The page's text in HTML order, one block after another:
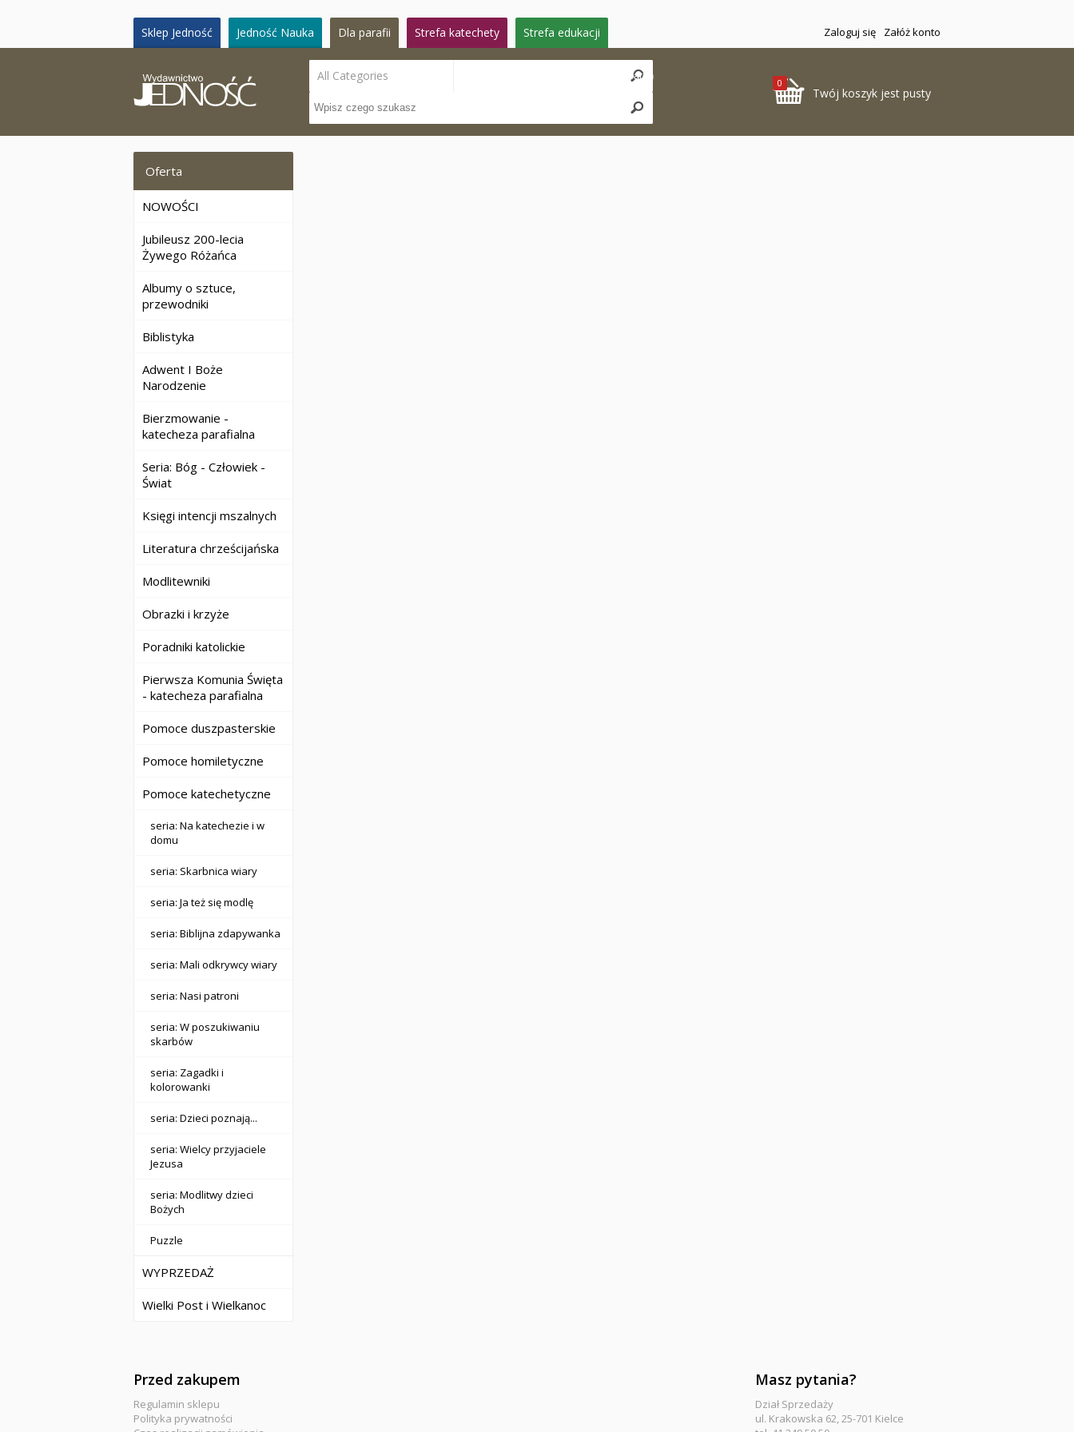
Sklep Jedność Jedność Nauka Dla parafii Strefa katechety Strefa edukacji Zaloguj się Załóż konto
All Categories Search
0
Twój koszyk jest pusty
Oferta
NOWOŚCI
Jubileusz 200-lecia
Żywego Różańca
Albumy o sztuce,
przewodniki
Biblistyka
Adwent I Boże
Narodzenie
Bierzmowanie -
katecheza parafialna
Seria: Bóg - Człowiek -
Świat
Księgi intencji mszalnych
Literatura chrześcijańska
Modlitewniki
Obrazki i krzyże
Poradniki katolickie
Pierwsza Komunia Święta
- katecheza parafialna
Pomoce duszpasterskie
Pomoce homiletyczne
Pomoce katechetyczne
seria: Na katechezie i w
domu
seria: Skarbnica wiary
seria: Ja też się modlę
seria: Biblijna zdapywanka
seria: Mali odkrywcy wiary
seria: Nasi patroni
seria: W poszukiwaniu
skarbów
seria: Zagadki i
kolorowanki
seria: Dzieci poznają...
seria: Wielcy przyjaciele
Jezusa
seria: Modlitwy dzieci
Bożych
Puzzle
WYPRZEDAŻ
Wielki Post i Wielkanoc
Przed zakupem
Regulamin sklepu
Polityka prywatności
Masz pytania?
Dział Sprzedaży
ul. Krakowska 62, 25-701 Kielce